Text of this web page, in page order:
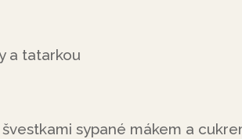
a tatarkou
sypané mákem a